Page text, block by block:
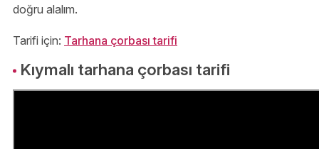
doğru alalım.
Tarifi için: Tarhana çorbası tarifi
Kıymalı tarhana çorbası tarifi